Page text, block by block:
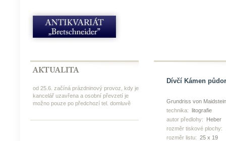
od 25.6. začíná prázdninový provoz, kdy je
kancelář uzavřena a osobní převzetí je
možno pouze po předchozí tel. domluvě
Dívčí Kámen
Grundriss von Maidstein
technika: litografie
autor předlohy:
Heber
rozměr tiskové plochy:
rozměr listu: 25 x 19